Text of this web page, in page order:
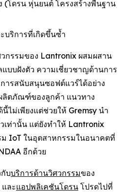
(โดรน หุ่นยนต์ โครงสร้างพื้นฐาน
บริการที่เกิดขึ้นซ้ำ
กรรมของ Lantronix ผสมผสาน
บบฝังตัว ความเชี่ยวชาญด้านการ
ารสนับสนุนซอฟต์แวร์ได้อย่าง
ลิตภัณฑ์ของลูกค้า แนวทาง
ไม่เพียงแต่ช่วยให้ Gremsy นำ
เท่านั้น แต่ยังทำให้ Lantronix
IoT ในอุตสาหกรรมในอนาคตที่
อีกด้วย
บบริการด้านวิศวกรรมของ
และแอปพลิเคชันโดรน โปรดไปที่